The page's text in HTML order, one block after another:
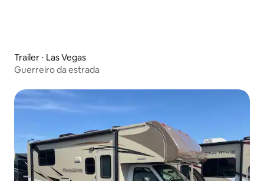
Trailer ⋅ Las Vegas
Guerreiro da estrada